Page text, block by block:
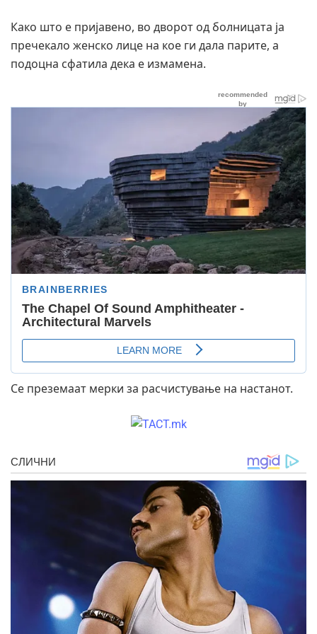
Како што е пријавено, во дворот од болницата ја
пречекало женско лице на кое ги дала парите, а
подоцна сфатила дека е измамена.
Се преземаат мерки за расчистување на настанот.